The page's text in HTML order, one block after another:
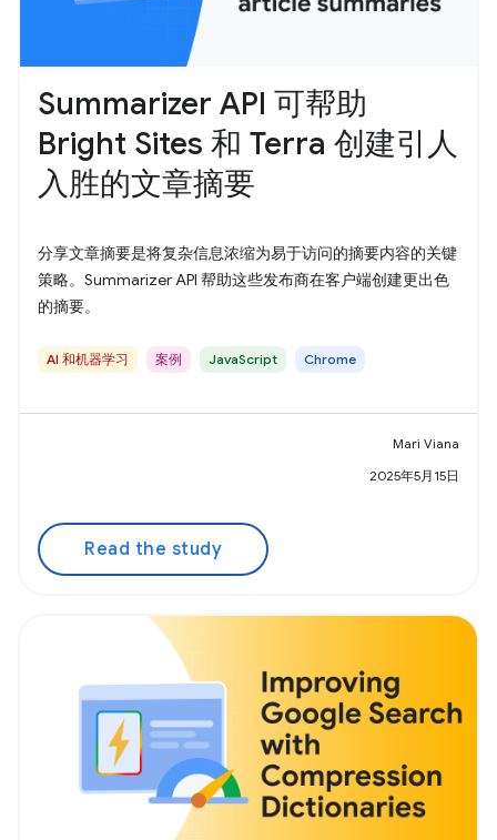
Summarizer API 可帮助
Bright Sites 和 Terra 创建引人
入胜的文章摘要
分享文章摘要是将复杂信息浓缩为易于访问的摘要内容的关键
策略。Summarizer API 帮助这些发布商在客户端创建更出色
的摘要。
AI 和机器学习 案例 JavaScript Chrome
Mari Viana
2025年5月15日
Read the study